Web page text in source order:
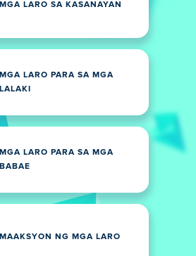
MGA LARO SA KASANAYAN
MGA LARO PARA SA MGA
LALAKI
MGA LARO PARA SA MGA
BABAE
MAAKSYON NG MGA LARO